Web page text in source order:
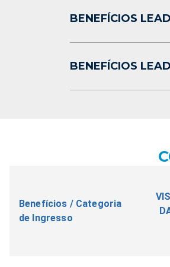
BENEFÍCIOS
BENEFÍCIOS
Benefícios / Categoria
de Ingresso